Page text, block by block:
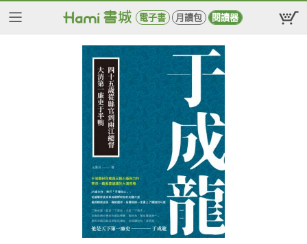
電子書 月讀包 閱讀器